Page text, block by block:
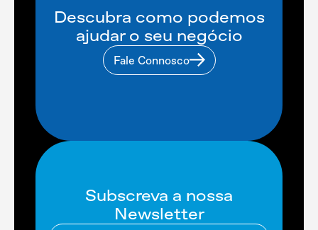
Descubra como podemos
ajudar o seu negócio
Fale Connosco
Subscreva a nossa
Newsletter